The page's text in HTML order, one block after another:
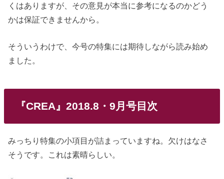
くはありますが、その意見が本当に参考になるのかどう
かは保証できませんから。
そういうわけで、今号の特集には期待しながら読み始め
ました。
『CREA』2018.8・9月号目次
みっちり特集の小項目が詰まっていますね。欠けはなさ
そうです。これは素晴らしい。